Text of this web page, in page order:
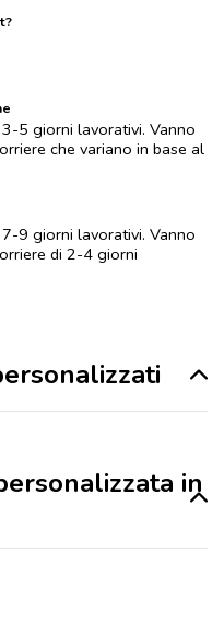
5 giorni lavorativi. Vanno
che variano in base al
9 giorni lavorativi. Vanno
di 2-4 giorni
in